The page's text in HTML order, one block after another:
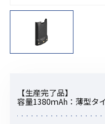
【生産完了品】
容量1380ｍAh：薄型タ